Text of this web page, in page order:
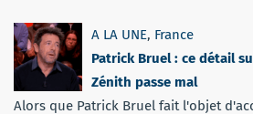
A LA UNE, France
Patrick Bruel : ce détail
Zénith passe mal
Alors que Patrick Bruel fait l'objet